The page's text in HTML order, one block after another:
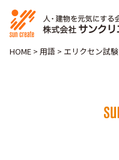
HOME> 用語 > エリクセン試験